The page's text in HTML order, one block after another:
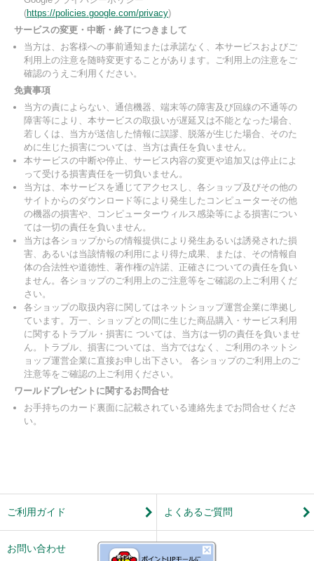
(https://policies.google.com/privacy)
サービスの変更・中断・終了につきまして
当方は、お客様への事前通知または承諾なく、本サービスおよびご
利用上の注意を随時変更することがあります。ご利用上の注意をご
確認のうえご利用ください。
免責事項
当方の責によらない、通信機器、端末等の障害及び回線の不通等の
障害等により、本サービスの取扱いが遅延又は不能となった場合、
若しくは、当方が送信した情報に誤謬、脱落が生じた場合、そのた
めに生じた損害については、当方は責任を負いません。
本サービスの中断や停止、サービス内容の変更や追加又は停止によ
って受ける損害責任を一切負いません。
当方は、本サービスを通じてアクセスし、各ショップ及びその他の
サイトからのダウンロード等により発生したコンピューターその他
の機器の損害や、コンピューターウィルス感染等による損害につい
ては一切の責任を負いません。
当方は各ショップからの情報提供により発生あるいは誘発された損
害、あるいは当該情報の利用により得た成果、または、その情報自
体の合法性や道徳性、著作権の許諾、正確さについての責任を負い
ません。各ショップのご利用上のご注意等をご確認の上ご利用くだ
さい。
各ショップの取扱内容に関してはネットショップ運営企業に準拠し
ています。万一、ショップとの間に生じた商品購入・サービス利用
に関するトラブル・損害に ついては、当方は一切の責任を負いませ
ん。トラブル、損害については、当方ではなく、ご利用のネットシ
ョップ運営企業に直接お申し出下さい。 各ショップのご利用上のご
注意等をご確認の上ご利用ください。
ワールドプレゼントに関するお問合せ
お手持ちのカード裏面に記載されている連絡先までお問合せくださ
い。
ご利用ガイド よくあるご質問
お問い合わせ